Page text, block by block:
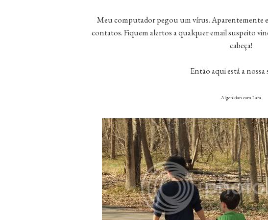
Meu computador pegou um vírus. Aparentemente
contatos. Fiquem alertos a qualquer email suspeito
cabeça!
Então aqui está a nossa
Algonkian com Lara